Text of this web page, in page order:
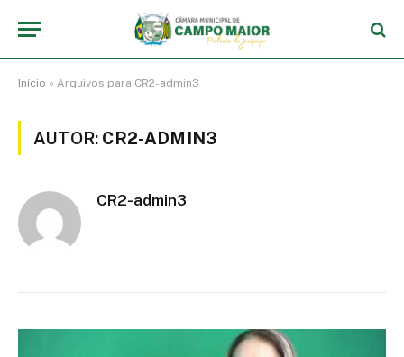
Início » Arquivos para CR2-admin3
AUTOR: CR2-ADMIN3
CR2-admin3